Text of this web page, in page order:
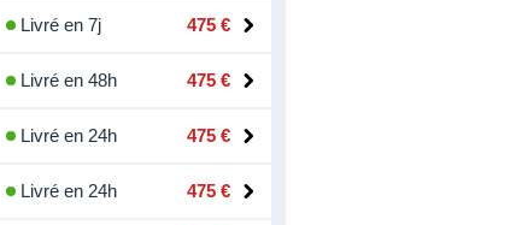
Livré en 7j 475 €
Livré en 48h 475 €
Livré en 24h 475 €
Livré en 24h 475 €